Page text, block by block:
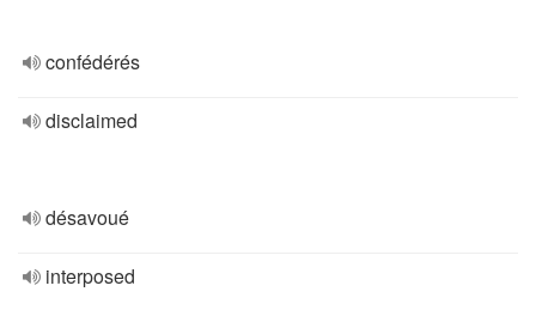
confédérés
disclaimed
désavoué
interposed